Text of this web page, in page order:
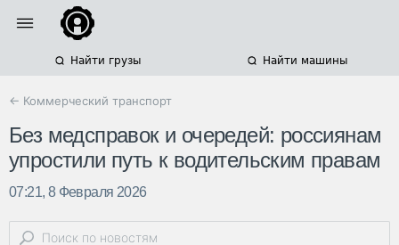
Найти грузы Найти машины
← Коммерческий транспорт
Без медсправок и очередей: россиянам
упростили путь к водительским правам
07:21, 8 Февраля 2026